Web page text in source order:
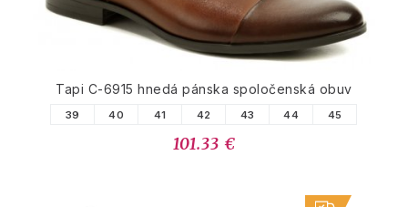
Tapi C-6915 hnedá pánska spoločenská obuv
39 40 41 42 43 44 45
101.33 €